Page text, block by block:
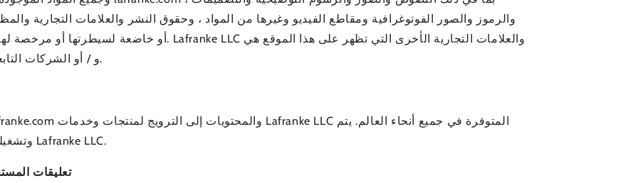
والرموز والصور الفوتوغرافية ومقاطع الفيديو وغيرها من المواد ، وحقوق النشر والعلامات التجارية
علامات تجارية لشركة Lafranke LLC. و / أو الشركات التابعة لها.
التحكم في Lafranke.com وتشغيله بواسطة شركة Lafranke LLC.
تعليقات